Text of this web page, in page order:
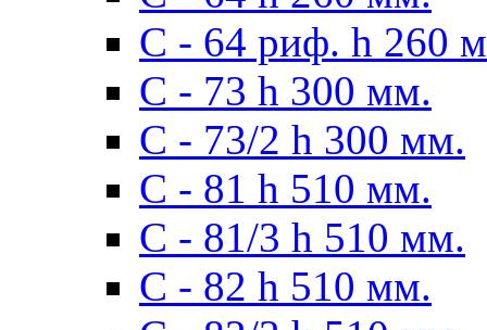
С - 64 риф. h 260
С - 73 h 300 мм.
С - 73/2 h 300 мм.
С - 81 h 510 мм.
С - 81/3 h 510 мм.
С - 82 h 510 мм.